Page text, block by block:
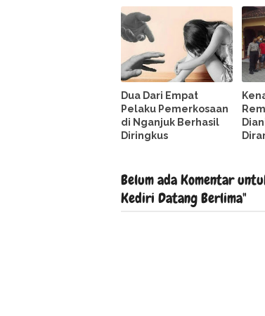
Dua Dari Empat
Pelaku Pemerkosaan
di Nganjuk Berhasil
Diringkus
Belum ada Komentar
Kediri Datang Berlima"